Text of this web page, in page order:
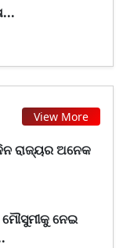
View More
ରାଜ୍ୟର ଅନେକ
ନେଇ